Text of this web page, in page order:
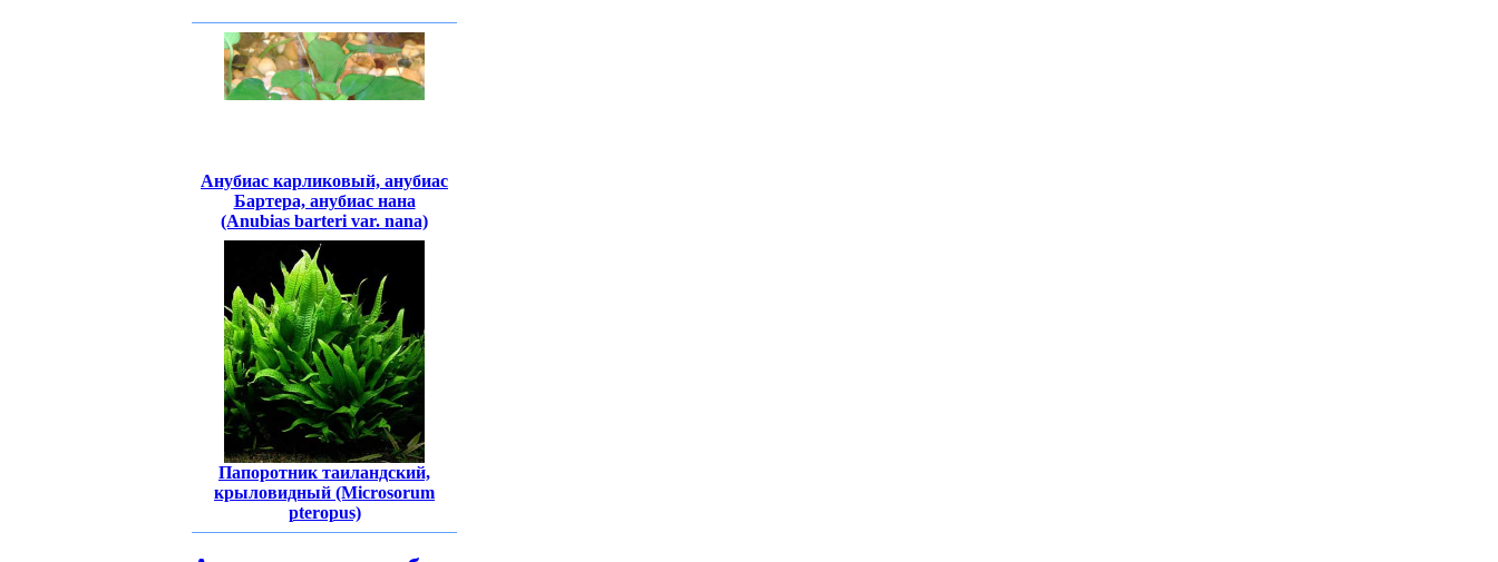
Анубиас карликовый, анубиас
Бартера, анубиас нана
(Anubias barteri var. nana)
Папоротник таиландский,
крыловидный (Microsorum
pteropus)